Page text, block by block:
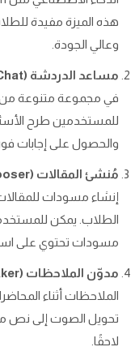
هذه الميزة مفيدة
وعالي الجودة.
مساعد الدردشة (Ryne Chat):
في مجموعة متنوعة من
والحصول على إجابات
مُنشئ المقالات (Essay Composer):
إنشاء مسودات
الطلاب. يمكن
مسودات تحتوي على
مدوّن الملاحظات (Note Taker):
الملاحظات أثناء
تحويل الصوت إلى نص
لاحقًا.